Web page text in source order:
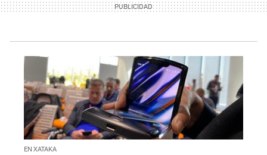
EN XATAKA